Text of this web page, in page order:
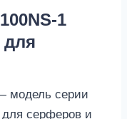
1
модель серии
для серферов и